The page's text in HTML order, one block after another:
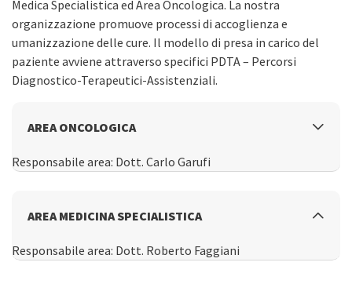
Medica Specialistica ed Area Oncologica. La nostra
organizzazione promuove processi di accoglienza e
umanizzazione delle cure. Il modello di presa in carico del
paziente avviene attraverso specifici PDTA – Percorsi
Diagnostico-Terapeutici-Assistenziali.
AREA ONCOLOGICA
Responsabile area: Dott. Carlo Garufi
AREA MEDICINA SPECIALISTICA
Responsabile area: Dott. Roberto Faggiani